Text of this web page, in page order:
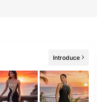
Introduce